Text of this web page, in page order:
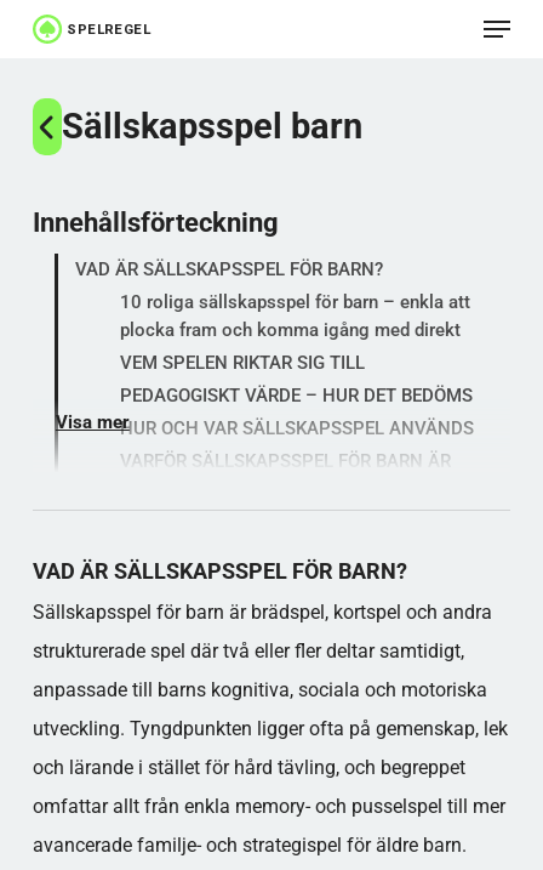
Hoppa
huvudinnehåll
Meny
Sällskapsspel barn
VAD ÄR SÄLLSKAPSSPEL FÖR BARN?
Sällskapsspel för barn är brädspel, kortspel och andra
strukturerade spel där två eller fler deltar samtidigt,
anpassade till barns kognitiva, sociala och motoriska
utveckling. Tyngdpunkten ligger ofta på gemenskap, lek
och lärande i stället för hård tävling, och begreppet
omfattar allt från enkla memory- och pusselspel till mer
avancerade familje- och strategispel för äldre barn.​
Innehållsförteckning
VAD ÄR SÄLLSKAPSSPEL FÖR BARN?
10 roliga sällskapsspel för barn – enkla att
plocka fram och komma igång med direkt
VEM SPELEN RIKTAR SIG TILL
PEDAGOGISKT VÄRDE – HUR DET BEDÖMS
HUR OCH VAR SÄLLSKAPSSPEL ANVÄNDS
VARFÖR SÄLLSKAPSSPEL FÖR BARN ÄR
Vuxna kan göra spelet tillgängligt genom att:
1–3 ÅR
EXEMPEL: SPEL BARN 4 ÅR OCH SPEL BARN
mer avancerade:
EXEMPEL: SPEL BARN 6 ÅR OCH SPEL BARN
7 ÅR
ÅR
Visa mer